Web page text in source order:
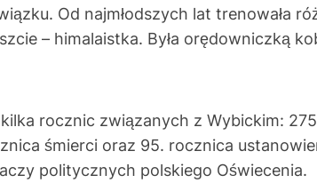
Od najmłodszych lat trenowała
– himalaistka. Była orędowniczką
rocznic związanych z Wybickim:
śmierci oraz 95. rocznica
politycznych polskiego Oświecenia.